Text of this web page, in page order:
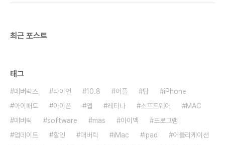
최근 포스트
태그
메버릭스 라이언 10.8 어플 팁
iPhone
아이패드
아이폰 앱 레티나 소프트웨어
MAC
메버릭
software mas 아이맥
프로그램
업데이트
할인 매버릭 iMac ipad
어플리케이션